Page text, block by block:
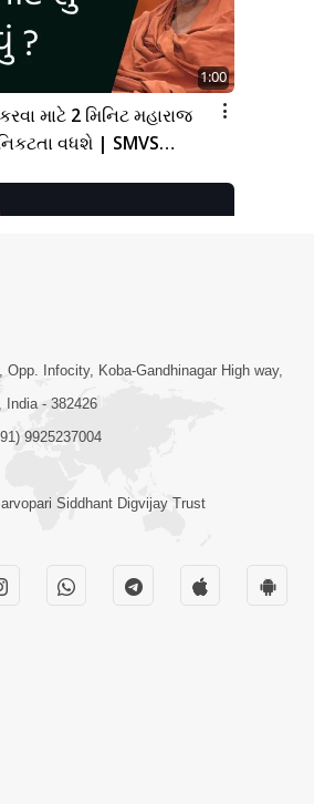
1:00
માટે 2 મિનિટ મહારાજ
વધશે | SMVS
4:00
કરવા માટેની પ્રેરણા |
Journey
Thank You કહીએ - 3 |
Opp. Infocity, Koba-Gandhinagar High way,
India - 382426
9925237004
Siddhant Digvijay Trust